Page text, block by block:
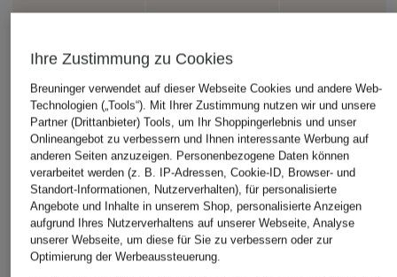
Ihre Zustimmung zu Cookies
Breuninger verwendet auf dieser Webseite Cookies und andere Web-
Technologien („Tools“). Mit Ihrer Zustimmung nutzen wir und unsere
Partner (Drittanbieter) Tools, um Ihr Shoppingerlebnis und unser
Onlineangebot zu verbessern und Ihnen interessante Werbung auf
anderen Seiten anzuzeigen. Personenbezogene Daten können
verarbeitet werden (z. B. IP-Adressen, Cookie-ID, Browser- und
Standort-Informationen, Nutzerverhalten), für personalisierte
Angebote und Inhalte in unserem Shop, personalisierte Anzeigen
aufgrund Ihres Nutzerverhaltens auf unserer Webseite, Analyse
unserer Webseite, um diese für Sie zu verbessern oder zur
Optimierung der Werbeaussteuerung.